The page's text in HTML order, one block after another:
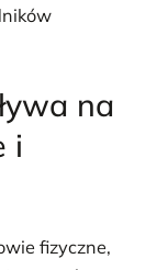
na
i
fizyczne,